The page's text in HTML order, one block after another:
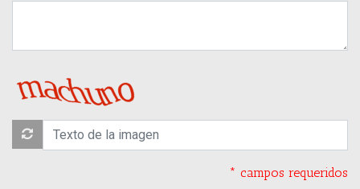
* campos requeridos